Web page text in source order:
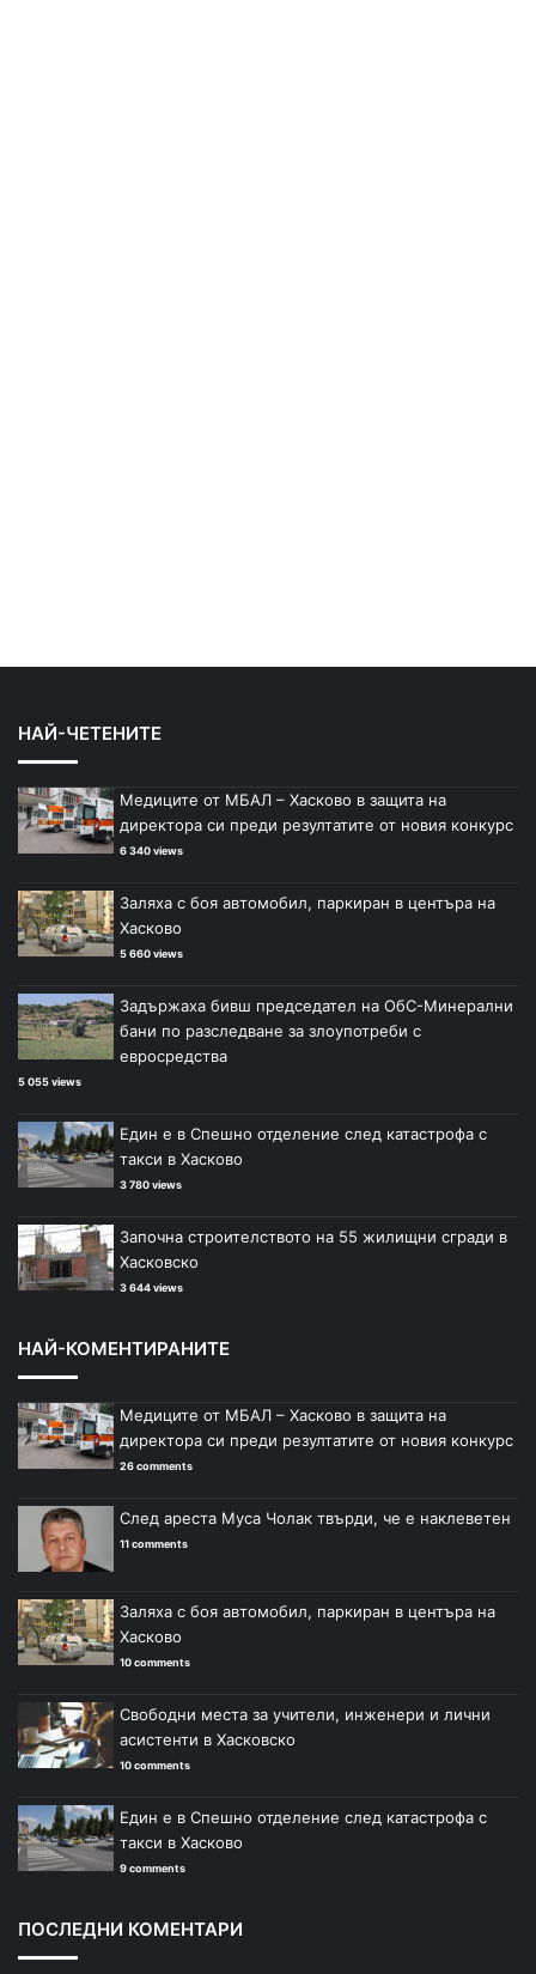
НАЙ-ЧЕТЕНИТЕ
Медиците от МБАЛ – Хасково в защита на
директора си преди резултатите от новия конкурс
6 340 views
Заляха с боя автомобил, паркиран в центъра на
Хасково
5 660 views
Задържаха бивш председател на ОбС-Минерални
бани по разследване за злоупотреби с
евросредства
5 055 views
Един е в Спешно отделение след катастрофа с
такси в Хасково
3 780 views
Започна строителството на 55 жилищни сгради в
Хасковско
3 644 views
НАЙ-КОМЕНТИРАНИТЕ
Медиците от МБАЛ – Хасково в защита на
директора си преди резултатите от новия конкурс
26 comments
След ареста Муса Чолак твърди, че е наклеветен
11 comments
Заляха с боя автомобил, паркиран в центъра на
Хасково
10 comments
Свободни места за учители, инженери и лични
асистенти в Хасковско
10 comments
Един е в Спешно отделение след катастрофа с
такси в Хасково
9 comments
ПОСЛЕДНИ КОМЕНТАРИ